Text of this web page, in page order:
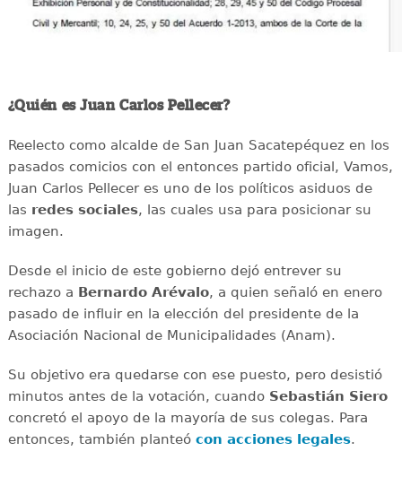
¿Quién es Juan Carlos Pellecer?
Reelecto como alcalde de San Juan Sacatepéquez en los
pasados comicios con el entonces partido oficial, Vamos,
Juan Carlos Pellecer es uno de los políticos asiduos de
las redes sociales, las cuales usa para posicionar su
imagen.
Desde el inicio de este gobierno dejó entrever su
rechazo a Bernardo Arévalo, a quien señaló en enero
pasado de influir en la elección del presidente de la
Asociación Nacional de Municipalidades (Anam).
Su objetivo era quedarse con ese puesto, pero desistió
minutos antes de la votación, cuandoSebastián Siero
concretó el apoyo de la mayoría de sus colegas. Para
entonces, también planteó con acciones legales.